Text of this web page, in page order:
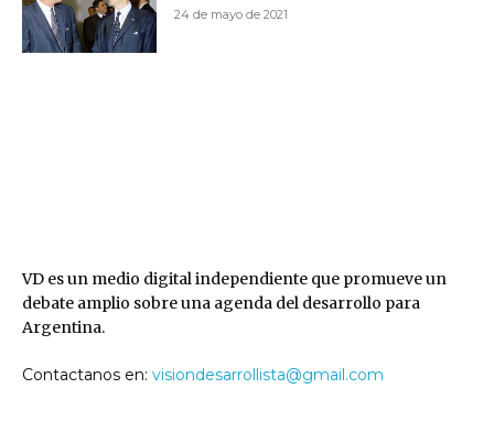
24 de mayo de 2021
VD es un medio digital independiente que promueve un
debate amplio sobre una agenda del desarrollo para
Argentina.
Contactanos en: visiondesarrollista@gmail.com